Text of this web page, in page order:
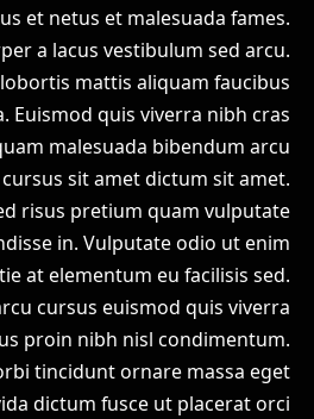
et netus et malesuada fames.
a lacus vestibulum sed arcu.
mattis aliquam faucibus
Euismod quis viverra nibh cras
malesuada bibendum arcu
sit amet dictum sit amet.
risus pretium quam vulputate
in. Vulputate odio ut enim
at elementum eu facilisis sed.
cursus euismod quis viverra
proin nibh nisl condimentum.
tincidunt ornare massa eget
dictum fusce ut placerat orci